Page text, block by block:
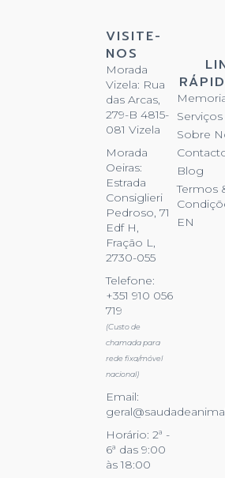
VISITE-
NOS
Morada
Vizela: Rua
das Arcas,
279-B 4815-
081 Vizela
Morada
Oeiras:
Estrada
Consiglieri
Pedroso, 71
Edf H,
Fração L,
2730-055
Telefone:
+351 910 056
719
(Custo de
chamada para
rede fixa/móvel
nacional)
Email:
Horário: 2ª -
6ª das 9:00
às 18:00
Serviços
Sobre
Blog
Termos
EN